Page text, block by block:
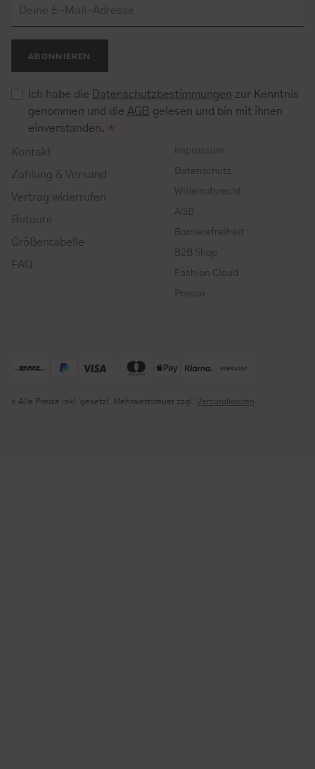
ABONNIEREN
Ich habe die Datenschutzbestimmungen zur Kenntnis
genommen und die AGB gelesen und bin mit ihnen
einverstanden. *
Kontakt
Zahlung & Versand
Vertrag widerrufen
Retoure
Größentabelle
FAQ
Impressum
Datenschutz
Widerrufsrecht
AGB
Barrierefreiheit
B2B Shop
Fashion Cloud
Presse
* Alle Preise inkl. gesetzl. Mehrwertsteuer zzgl. Versandkosten